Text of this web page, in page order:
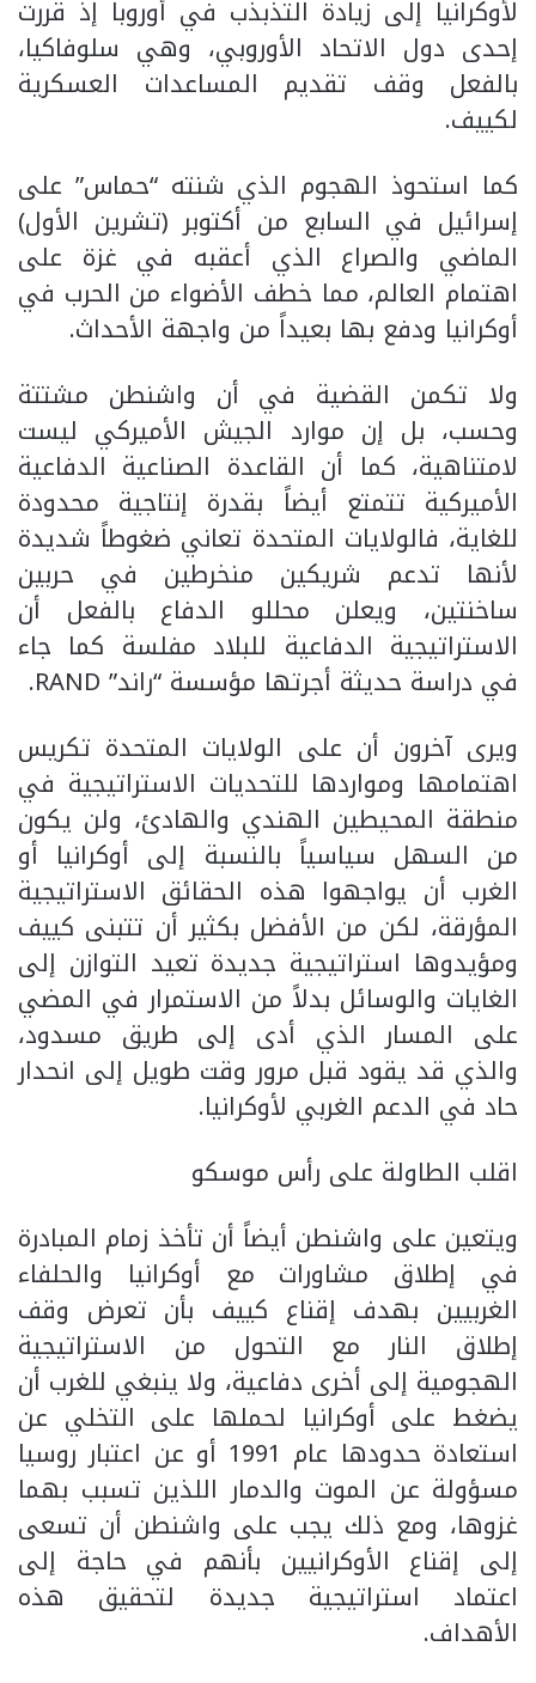
لأوكرانيا إلى زيادة التذبذب في أوروبا إذ قررت
إحدى دول الاتحاد الأوروبي، وهي سلوفاكيا،
بالفعل وقف تقديم المساعدات العسكرية
لكييف.
كما استحوذ الهجوم الذي شنته “حماس” على
إسرائيل في السابع من أكتوبر (تشرين الأول)
الماضي والصراع الذي أعقبه في غزة على
اهتمام العالم، مما خطف الأضواء من الحرب في
أوكرانيا ودفع بها بعيداً من واجهة الأحداث.
ولا تكمن القضية في أن واشنطن مشتتة
وحسب، بل إن موارد الجيش الأميركي ليست
لامتناهية، كما أن القاعدة الصناعية الدفاعية
الأميركية تتمتع أيضاً بقدرة إنتاجية محدودة
للغاية، فالولايات المتحدة تعاني ضغوطاً شديدة
لأنها تدعم شريكين منخرطين في حربين
ساخنتين، ويعلن محللو الدفاع بالفعل أن
الاستراتيجية الدفاعية للبلاد مفلسة كما جاء
في دراسة حديثة أجرتها مؤسسة “راند” RAND.
ويرى آخرون أن على الولايات المتحدة تكريس
اهتمامها ومواردها للتحديات الاستراتيجية في
منطقة المحيطين الهندي والهادئ، ولن يكون
من السهل سياسياً بالنسبة إلى أوكرانيا أو
الغرب أن يواجهوا هذه الحقائق الاستراتيجية
المؤرقة، لكن من الأفضل بكثير أن تتبنى كييف
ومؤيدوها استراتيجية جديدة تعيد التوازن إلى
الغايات والوسائل بدلاً من الاستمرار في المضي
على المسار الذي أدى إلى طريق مسدود،
والذي قد يقود قبل مرور وقت طويل إلى انحدار
حاد في الدعم الغربي لأوكرانيا.
اقلب الطاولة على رأس موسكو
ويتعين على واشنطن أيضاً أن تأخذ زمام المبادرة
في إطلاق مشاورات مع أوكرانيا والحلفاء
الغربيين بهدف إقناع كييف بأن تعرض وقف
إطلاق النار مع التحول من الاستراتيجية
الهجومية إلى أخرى دفاعية، ولا ينبغي للغرب أن
يضغط على أوكرانيا لحملها على التخلي عن
استعادة حدودها عام 1991 أو عن اعتبار روسيا
مسؤولة عن الموت والدمار اللذين تسبب بهما
غزوها، ومع ذلك يجب على واشنطن أن تسعى
إلى إقناع الأوكرانيين بأنهم في حاجة إلى
اعتماد استراتيجية جديدة لتحقيق هذه
الأهداف.